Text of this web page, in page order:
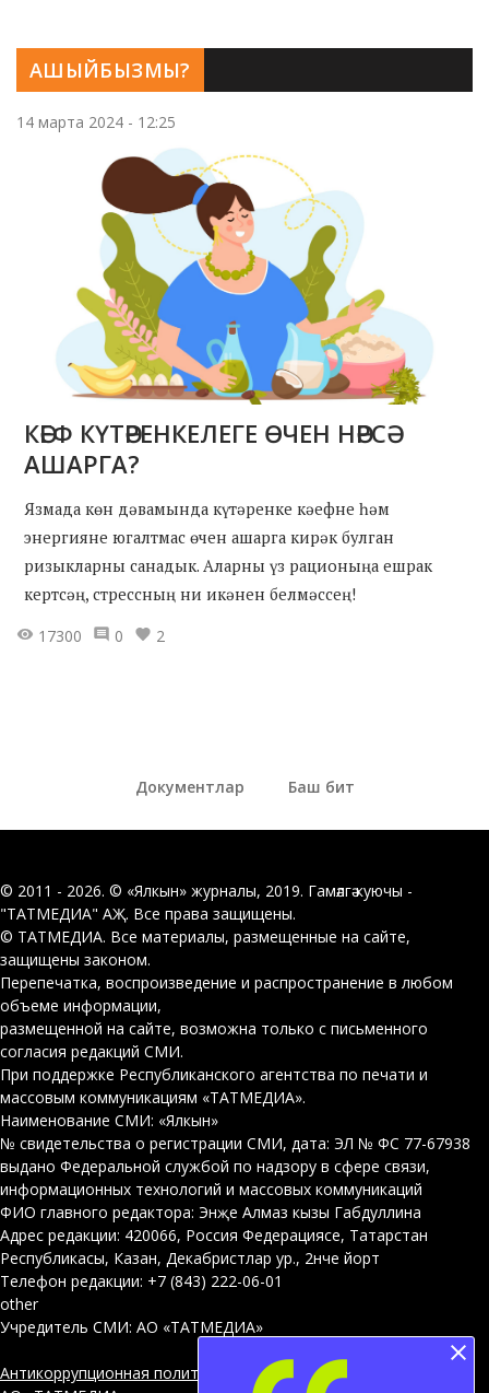
АШЫЙБЫЗМЫ?
14 марта 2024 - 12:25
КӘЕФ КҮТӘРЕНКЕЛЕГЕ ӨЧЕН НӘРСӘ
АШАРГА?
Язмада көн дәвамында күтәренке кәефне һәм
энергияне югалтмас өчен ашарга кирәк булган
ризыкларны санадык. Аларны үз рационыңа ешрак
кертсәң, стрессның ни икәнен белмәссең!
17300
0 2
Документлар Баш бит
© 2011 - 2026. © «Ялкын» журналы, 2019. Гамәлгә куючы -
"ТАТМЕДИА" АҖ. Все права защищены.
© ТАТМЕДИА. Все материалы, размещенные на сайте,
защищены законом.
Перепечатка, воспроизведение и распространение в любом
объеме информации,
размещенной на сайте, возможна только с письменного
согласия редакций СМИ.
При поддержке Республиканского агентства по печати и
массовым коммуникациям «ТАТМЕДИА».
Наименование СМИ: «Ялкын»
№ свидетельства о регистрации СМИ, дата: ЭЛ № ФС 77-67938
выдано Федеральной службой по надзору в сфере связи,
информационных технологий и массовых коммуникаций
ФИО главного редактора: Энҗе Алмаз кызы Габдуллина
Адрес редакции: 420066, Россия Федерациясе, Татарстан
Республикасы, Казан, Декабристлар ур., 2нче йорт
Телефон редакции: +7 (843) 222-06-01
other
Учредитель СМИ: АО «ТАТМЕДИА»
Антикоррупционная политика